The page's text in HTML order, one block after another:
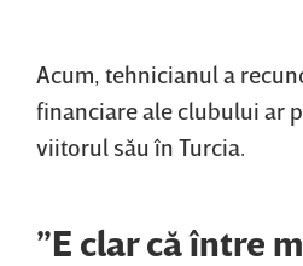
Acum, tehnicianul a
financiare ale clubului ar
viitorul său în Turcia.
”E clar că între